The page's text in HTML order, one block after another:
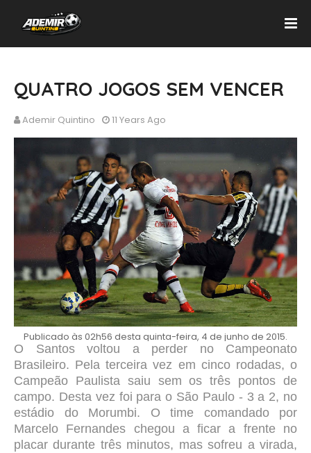
QUATRO JOGOS SEM VENCER
Ademir Quintino 11 Years Ago
Publicado às 02h56 desta quinta-feira, 4 de junho de 2015.
O Santos voltou a perder no Campeonato
Brasileiro. Pela terceira vez em cinco rodadas, o
Campeão Paulista saiu sem os três pontos de
campo. Desta vez foi para o São Paulo - 3 a 2, no
estádio do Morumbi. O time comandado por
Marcelo Fernandes chegou a ficar a frente no
placar durante três minutos, mas sofreu a virada,